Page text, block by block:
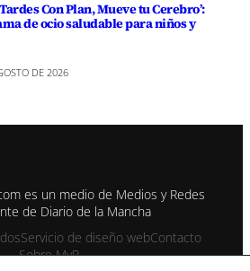
Con Plan, Mueve tu Cerebro’:
de ocio saludable para niños y
DE 2026
es un medio de Medios y Redes
de Diario de la Mancha
Servicio de diseño webContacto
Sobre MyR